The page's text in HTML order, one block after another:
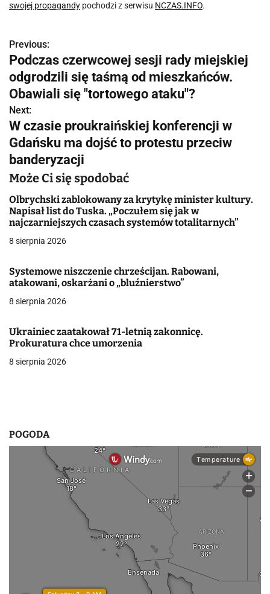
swojej propagandy pochodzi z serwisu NCZAS.INFO.
N
a
w
i
g
a
c
j
a
p
i
u
Previous:
Podczas czerwcowej sesji rady miejskiej
odgrodzili się taśmą od mieszkańców.
Obawiali się "tortowego ataku"?
Next:
W czasie proukraińskiej konferencji w
Gdańsku ma dojść to protestu przeciw
banderyzacji
Może Ci się spodobać
Olbrychski zablokowany za krytykę minister kultury.
Napisał list do Tuska. „Poczułem się jak w
najczarniejszych czasach systemów totalitarnych”
8 sierpnia 2026
Systemowe niszczenie chrześcijan. Rabowani,
atakowani, oskarżani o „bluźnierstwo”
8 sierpnia 2026
Ukrainiec zaatakował 71-letnią zakonnicę.
Prokuratura chce umorzenia
8 sierpnia 2026
POGODA